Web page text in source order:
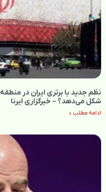
نظم جدید با برتری ایران در
شکل می‌دهد؟ – خبرگزاری ایرنا
ادامه مطلب »